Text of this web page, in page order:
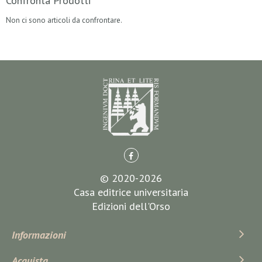
Non ci sono articoli da confrontare.
© 2020-2026
Casa editrice universitaria
Edizioni dell'Orso
Informazioni